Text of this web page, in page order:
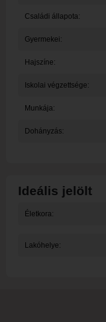
Családi állapota:
Gyermekei:
Hajszíne:
Iskolai végzettsége:
Munkája:
Dohányzás:
Ideális jelölt
Életkora:
Lakóhelye: